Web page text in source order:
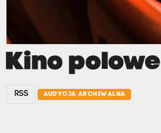
Kino polowe
RSS AUDYCJA ARCHIWALNA